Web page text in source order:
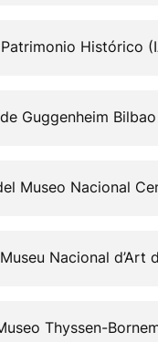
Histórico
Guggenheim Bilbao
Museo Nacional
Nacional d’Art
Thyssen-